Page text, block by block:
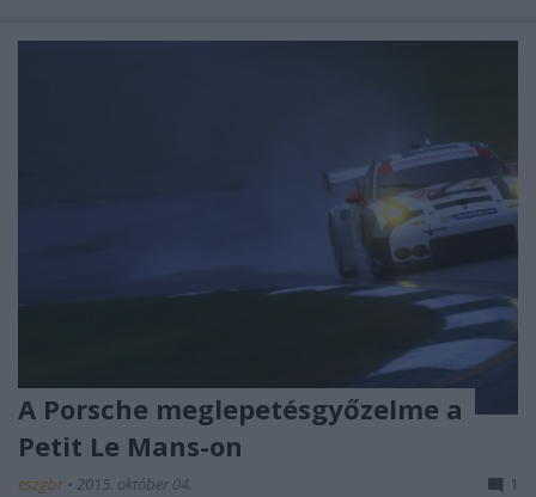
A Porsche meglepetésgyőzelme a
Petit Le Mans-on
eszgbr • 2015. október 04. 1